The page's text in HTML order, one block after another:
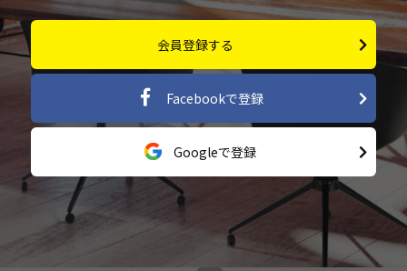
会員登録する
Facebookで登録
Googleで登録